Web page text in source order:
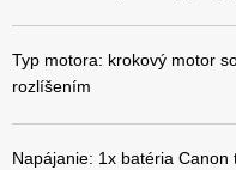
Typ motora: krokový motor
rozlíšením
Napájanie: 1x batéria